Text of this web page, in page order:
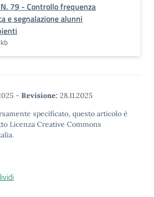
79 - Controllo frequenza
e segnalazione alunni
- Revisione: 28.11.2025
specificato, questo articolo è
Licenza Creative Commons